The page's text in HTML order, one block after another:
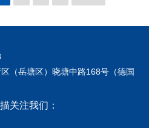
（岳塘区）晓塘中路168号（德国
关注我们：